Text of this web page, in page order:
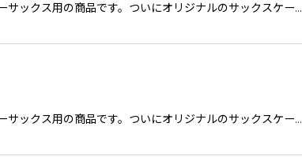
ックス用の商品です。ついにオリジナルのサックスケー…
ックス用の商品です。ついにオリジナルのサックスケー…